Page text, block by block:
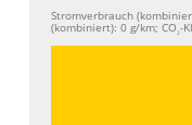
Stromverbrauch
(kombiniert): 0 g/km; CO2-